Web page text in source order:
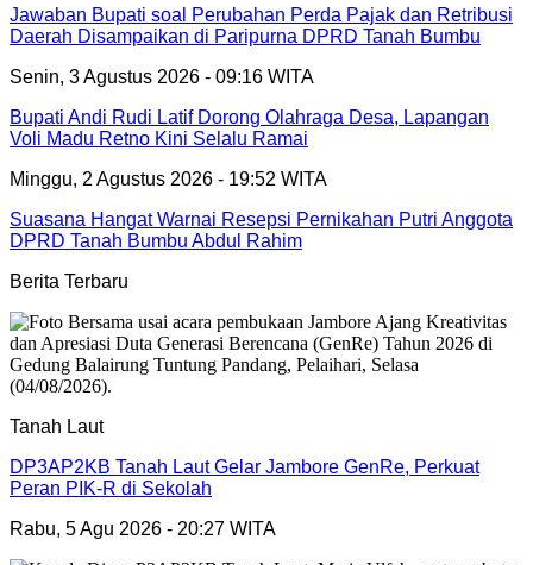
Jawaban Bupati soal Perubahan Perda Pajak dan Retribusi
Daerah Disampaikan di Paripurna DPRD Tanah Bumbu
Senin, 3 Agustus 2026 - 09:16 WITA
Bupati Andi Rudi Latif Dorong Olahraga Desa, Lapangan
Voli Madu Retno Kini Selalu Ramai
Minggu, 2 Agustus 2026 - 19:52 WITA
Suasana Hangat Warnai Resepsi Pernikahan Putri Anggota
DPRD Tanah Bumbu Abdul Rahim
Berita Terbaru
Tanah Laut
DP3AP2KB Tanah Laut Gelar Jambore GenRe, Perkuat
Peran PIK-R di Sekolah
Rabu, 5 Agu 2026 - 20:27 WITA